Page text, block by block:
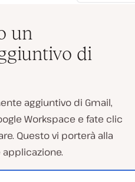
un
di
aggiuntivo di Gmail,
Workspace e fate clic
Questo vi porterà alla